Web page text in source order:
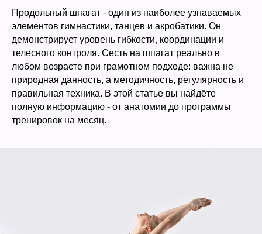
Продольный шпагат - один из наиболее узнаваемых
элементов гимнастики, танцев и акробатики. Он
демонстрирует уровень гибкости, координации и
телесного контроля. Сесть на шпагат реально в
любом возрасте при грамотном подходе: важна не
природная данность, а методичность, регулярность и
правильная техника. В этой статье вы найдёте
полную информацию - от анатомии до программы
тренировок на месяц.